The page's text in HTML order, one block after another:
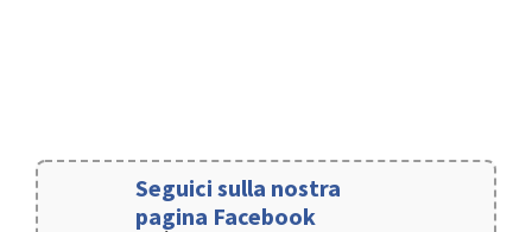
Seguici sulla nostra
pagina Facebook